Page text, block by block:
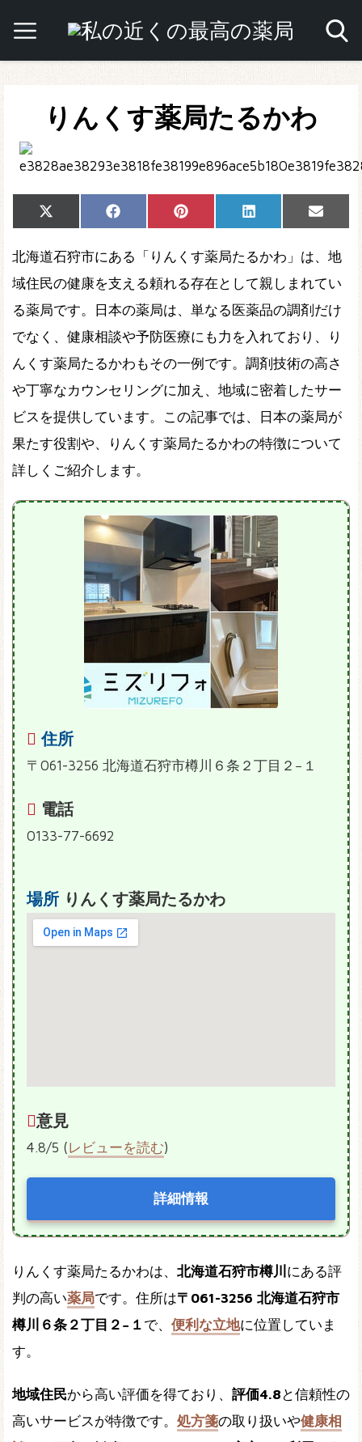
りんくす薬局たるかわ
Share
on
X
(Twitter)
Share
on
Facebook Share
on
Pinterest Share
on
LinkedIn
Share
on
Email
北海道石狩市にある「りんくす薬局たるかわ」は、地
域住民の健康を支える頼れる存在として親しまれてい
る薬局です。日本の薬局は、単なる医薬品の調剤だけ
でなく、健康相談や予防医療にも力を入れており、り
んくす薬局たるかわもその一例です。調剤技術の高さ
や丁寧なカウンセリングに加え、地域に密着したサー
ビスを提供しています。この記事では、日本の薬局が
果たす役割や、りんくす薬局たるかわの特徴について
詳しくご紹介します。
住所
〒061-3256 北海道石狩市樽川６条２丁目２−１
電話
0133-77-6692
場所 りんくす薬局たるかわ
意見
4.8/5 (レビューを読む)
詳細情報
りんくす薬局たるかわは、 北海道石狩市樽川 にある評
判の高い薬局です。住所は〒061-3256 北海道石狩市
樽川６条２丁目２−１ で、 便利な立地に位置していま
す。
地域住民から高い評価を得ており、 評価4.8 と信頼性の
高いサービスが特徴です。 処方箋の取り扱いや健康相